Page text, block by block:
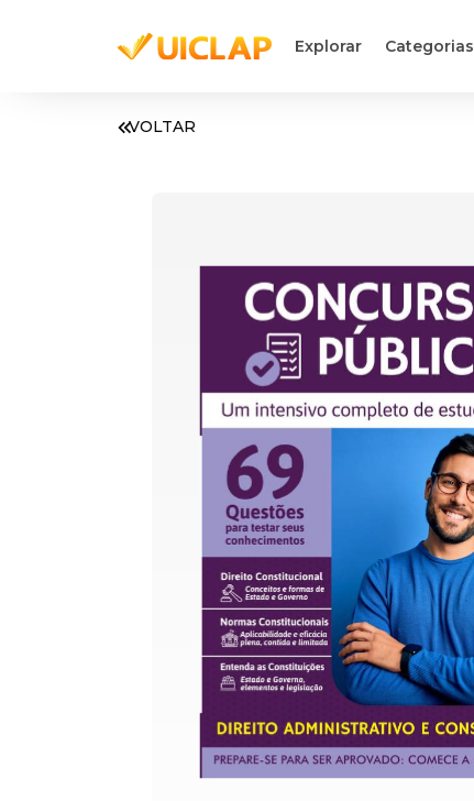
Explorar Categorias
VOLTAR